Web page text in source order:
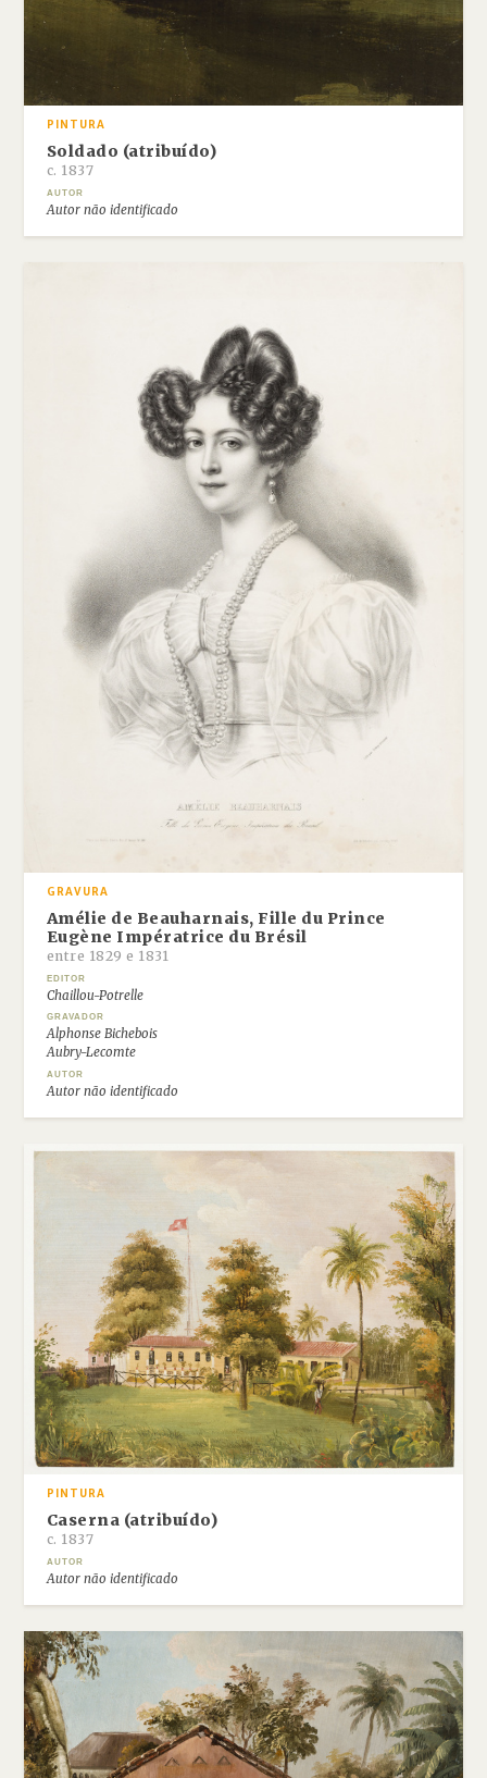
PINTURA
Soldado (atribuído)
c. 1837
AUTOR
Autor não identificado
GRAVURA
Amélie de Beauharnais, Fille du Prince
Eugène Impératrice du Brésil
entre 1829 e 1831
EDITOR
Chaillou-Potrelle
GRAVADOR
Alphonse Bichebois
Aubry-Lecomte
AUTOR
Autor não identificado
PINTURA
Caserna (atribuído)
c. 1837
AUTOR
Autor não identificado